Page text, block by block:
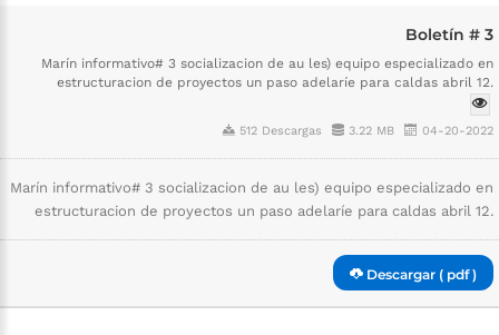
Boletín # 3
Marín informativo# 3 socializacion de au les) equipo especializado en
estructuracion de proyectos un paso adelaríe para caldas abril 12.
512 Descargas 3.22 MB 04-20-2022
Marín informativo# 3 socializacion de au les) equipo especializado en
estructuracion de proyectos un paso adelaríe para caldas abril 12.
Descargar ( pdf )